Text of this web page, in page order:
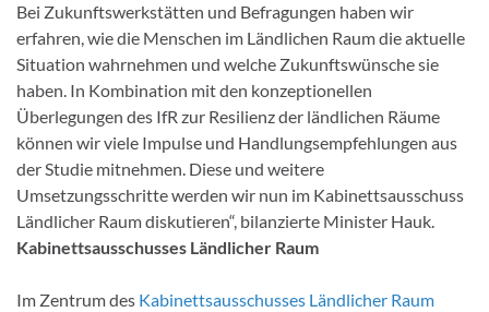
Bei Zukunftswerkstätten und Befragungen haben wir
erfahren, wie die Menschen im Ländlichen Raum die aktuelle
Situation wahrnehmen und welche Zukunftswünsche sie
haben. In Kombination mit den konzeptionellen
Überlegungen des IfR zur Resilienz der ländlichen Räume
können wir viele Impulse und Handlungsempfehlungen aus
der Studie mitnehmen. Diese und weitere
Umsetzungsschritte werden wir nun im Kabinettsausschuss
Ländlicher Raum diskutieren“, bilanzierte Minister Hauk.
Kabinettsausschusses Ländlicher Raum
Im Zentrum des Kabinettsausschusses Ländlicher Raum